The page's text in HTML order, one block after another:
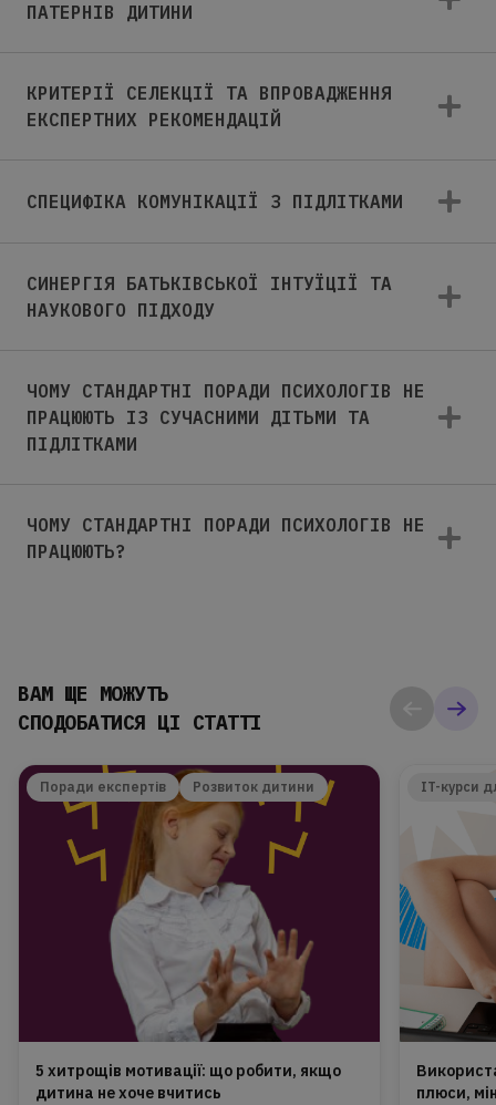
ПАТЕРНІВ ДИТИНИ
КРИТЕРІЇ СЕЛЕКЦІЇ ТА ВПРОВАДЖЕННЯ
ЕКСПЕРТНИХ РЕКОМЕНДАЦІЙ
СПЕЦИФІКА КОМУНІКАЦІЇ З ПІДЛІТКАМИ
СИНЕРГІЯ БАТЬКІВСЬКОЇ ІНТУЇЦІЇ ТА
НАУКОВОГО ПІДХОДУ
ЧОМУ СТАНДАРТНІ ПОРАДИ ПСИХОЛОГІВ НЕ
ПРАЦЮЮТЬ ІЗ СУЧАСНИМИ ДІТЬМИ ТА
ПІДЛІТКАМИ
ЧОМУ СТАНДАРТНІ ПОРАДИ ПСИХОЛОГІВ НЕ
ПРАЦЮЮТЬ?
ВАМ ЩЕ МОЖУТЬ
СПОДОБАТИСЯ ЦІ СТАТТІ
Поради експертів Розвиток дитини
5 хитрощів мотивації: що робити, якщо
дитина не хоче вчитись
IT-курси
плюси,